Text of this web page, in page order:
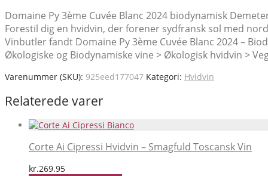
Domaine Py 3ème Cuvée Blanc 2024 biodynamisk
Forestil dig en hvidvin, der forener sydfransk sol med
Vinbutler fandt Domaine Py 3ème Cuvée Blanc 2024 –
Økologiske og Biodynamiske vine > Økologisk hvidvin >
Varenummer (SKU): 925eed177047 Kategori: Hvidvin
Relaterede varer
Corte Ai Cipressi Hvidvin – Smagfuld Toscansk Vin
kr.269.95